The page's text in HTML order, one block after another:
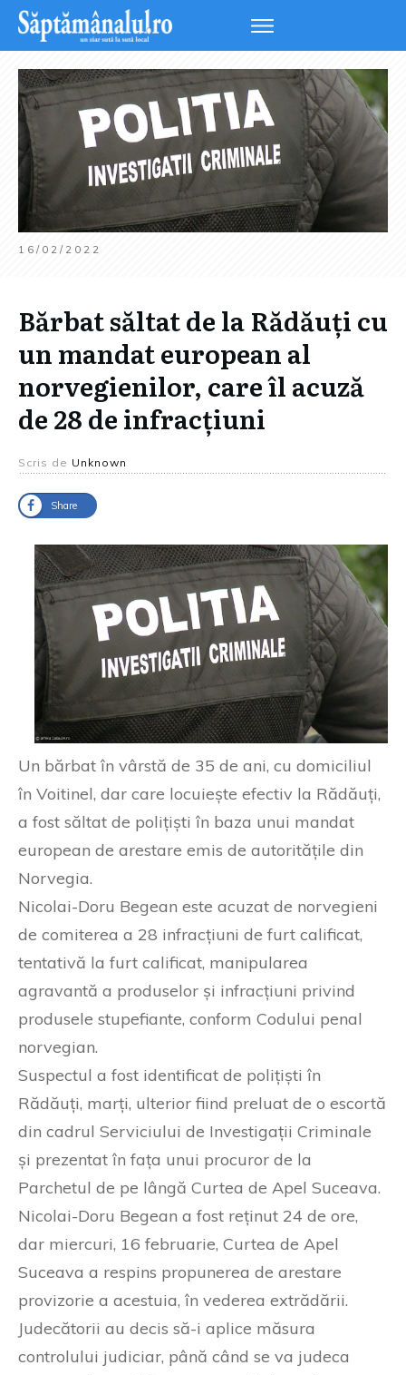
16/02/2022
Bărbat săltat de la Rădăuți cu
un mandat european al
norvegienilor, care îl acuză
de 28 de infracțiuni
Scris de Unknown
Share
Un bărbat în vârstă de 35 de ani, cu domiciliul
în Voitinel, dar care locuiește efectiv la Rădăuți,
a fost săltat de polițiști în baza unui mandat
european de arestare emis de autoritățile din
Norvegia.
Nicolai-Doru Begean este acuzat de norvegieni
de comiterea a 28 infracțiuni de furt calificat,
tentativă la furt calificat, manipularea
agravantă a produselor și infracțiuni privind
produsele stupefiante, conform Codului penal
norvegian.
Suspectul a fost identificat de polițiști în
Rădăuți, marți, ulterior fiind preluat de o escortă
din cadrul Serviciului de Investigații Criminale
și prezentat în fața unui procuror de la
Parchetul de pe lângă Curtea de Apel Suceava.
Nicolai-Doru Begean a fost reținut 24 de ore,
dar miercuri, 16 februarie, Curtea de Apel
Suceava a respins propunerea de arestare
provizorie a acestuia, în vederea extrădării.
Judecătorii au decis să-i aplice măsura
controlului judiciar, până când se va judeca